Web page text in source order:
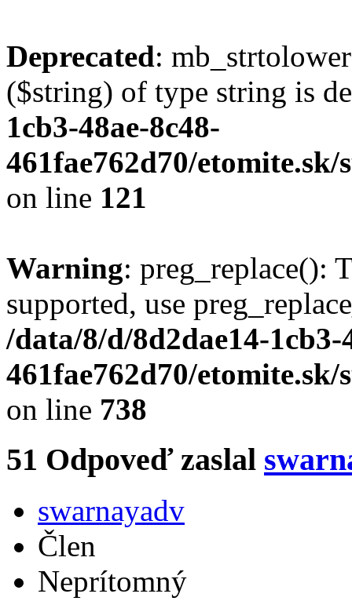
Deprecated:
($string) of type string is
1cb3-48ae-8c48-
461fae762d70/
on line 121
Warning: preg_replace():
supported, use
/data/8/d/8d2dae14-1cb3-
461fae762d70/
on line 738
51 Odpoveď zaslal
swarnayadv
Člen
Neprítomný